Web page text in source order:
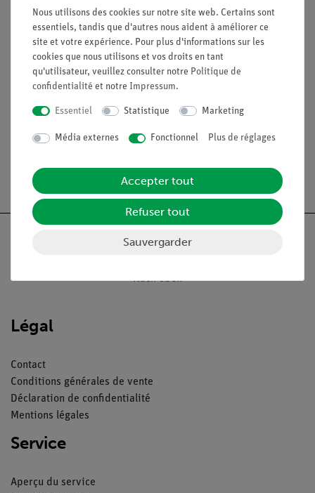
précision 1 g à 50 g
01
Alcool à bruler, 1000 ml
70
mm, l = 100 m
00
Nach oben
Légal
Contact
Conditions générales de vente
Déclaration de confidentialité
Mentions légales
Service
Aperçu du service
Nous utilisons des cookies sur notre site web. Certains sont
essentiels, tandis que d'autres nous aident à améliorer ce
site et votre expérience. Pour plus d'informations sur les
cookies que nous utilisons et vos droits en tant
qu'utilisateur, veuillez consulter notre Politique de
confidentialité et notre Impressum.
Essentiel Statistique Marketing
Média externes Fonctionnel Plus de réglages
Accepter tout
Refuser tout
Sauvergarder